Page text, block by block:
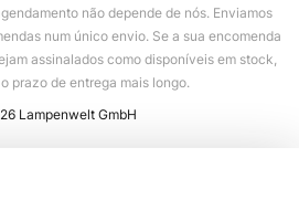
não depende de nós. Enviamos
num único envio. Se a sua encomenda
assinalados como disponíveis em stock,
prazo de entrega mais longo.
Lampenwelt GmbH